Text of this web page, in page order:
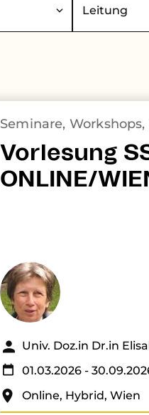
Seminare,
Vorlesung
ONLINE/
Univ. Doz.in Dr.in
01.03.2026 -
Online, Hybrid, Wien